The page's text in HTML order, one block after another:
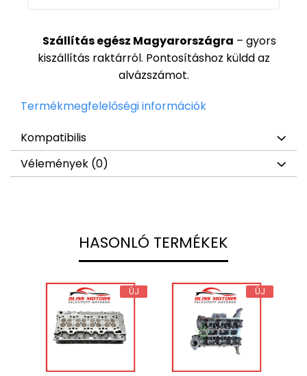
Szállítás egész Magyarországra – gyors
kiszállítás raktárról. Pontosításhoz küldd az
alvázszámot.
Termékmegfelelőségi információk
Kompatibilis
Vélemények (0)
HASONLÓ TERMÉKEK
ÚJ ÚJ